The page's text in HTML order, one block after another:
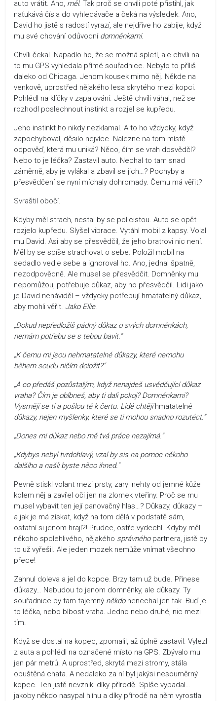
auto vrátit. Ano, měl. Tak proč se chvíli poté přistihl, jak
naťukává čísla do vyhledávače a čeká na výsledek. Ano,
David ho jistě s radostí vyrazí, ale nejdříve ho zabije, když
mu své chování odůvodní domněnkami.
Chvíli čekal. Napadlo ho, že se možná spletl, ale chvíli na
to mu GPS vyhledala přímé souřadnice. Nebylo to příliš
daleko od Chicaga. Jenom kousek mimo něj. Někde na
venkově, uprostřed nějakého lesa skrytého mezi kopci.
Pohlédl na klíčky v zapalování. Ještě chvíli váhal, než se
rozhodl poslechnout instinkt a rozjel se kupředu.
Jeho instinkt ho nikdy nezklamal. A to ho vždycky, když
zapochyboval, děsilo nejvíce. Nalezne na tom místě
odpověď, která mu uniká? Něco, čím se vrah dosvědčí?
Nebo to je léčka? Zastavil auto. Nechal to tam snad
záměrně, aby je vylákal a zbavil se jich…? Pochyby a
přesvědčení se nyní míchaly dohromady. Čemu má věřit?
Svraštil obočí.
Kdyby měl strach, nestal by se policistou. Auto se opět
rozjelo kupředu. Slyšel vibrace. Vytáhl mobil z kapsy. Volal
mu David. Asi aby se přesvědčil, že jeho bratrovi nic není.
Měl by se spíše strachovat o sebe. Položil mobil na
sedadlo vedle sebe a ignoroval ho. Ano, jednal špatně,
nezodpovědně. Ale musel se přesvědčit. Domněnky mu
nepomůžou, potřebuje důkaz, aby ho přesvědčil. Lidi jako
je David nenáviděl – vždycky potřebují hmatatelný důkaz,
aby mohli věřit. Jako Ellie.
„Dokud nepředložíš pádný důkaz o svých domněnkách,
nemám potřebu se s tebou bavit.“
„K čemu mi jsou nehmatatelné důkazy, které nemohu
během soudu ničím doložit?“
„A co předáš pozůstalým, když nenajdeš usvědčující důkaz
vraha? Čím je oblbneš, aby ti dali pokoj? Domněnkami?
Vysmějí se ti a pošlou tě k čertu. Lidé chtějíhmatatelné
důkazy, nejen myšlenky, které se ti mohou snadno rozutéct.“
„Dones mi důkaz nebo mě tvá práce nezajímá.“
„Kdybys nebyl tvrdohlavý, vzal by sis na pomoc někoho
dalšího a našli byste něco ihned.“
Pevně stiskl volant mezi prsty, zaryl nehty od jemné kůže
kolem něj a zavřel oči jen na zlomek vteřiny. Proč se mu
musel vybavit ten její panovačný hlas…? Důkazy, důkazy –
a jak je má získat, když na tom dělá v podstatě sám,
ostatní si jenom hrají?! Prudce, ostře vydechl. Kdyby měl
někoho spolehlivého, nějakého správného partnera, jistě by
to už vyřešil. Ale jeden mozek nemůže vnímat všechno
přece!
Zahnul doleva a jel do kopce. Brzy tam už bude. Přinese
důkazy… Nebudou to jenom domněnky, ale důkazy. Ty
souřadnice by tam tajemný někdonenechal jen tak. Buď je
to léčka, nebo blbost vraha. Jedno nebo druhé, nic mezi
tím.
Když se dostal na kopec, zpomalil, až úplně zastavil. Vylezl
z auta a pohlédl na označené místo na GPS. Zbývalo mu
jen pár metrů. A uprostřed, skrytá mezi stromy, stála
opuštěná chata. A nedaleko za ní byl jakýsi nesouměrný
kopec. Ten jistě nevznikl díky přírodě. Spíše vypadal…
jakoby někdo nasypal hlínu a díky přírodě na něm vyrostla